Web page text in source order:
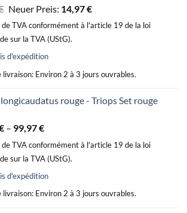
Le
prix
était :
18,97 €.
Neuer Preis: 14,97€Le
prix
TVA conformément à l'article 19 de la loi
sur la TVA (UStG).
d'expédition
livraison: Environ 2 à 3 jours ouvrables.
rouge - Triops Set rouge
– 99,97€
TVA conformément à l'article 19 de la loi
sur la TVA (UStG).
d'expédition
livraison: Environ 2 à 3 jours ouvrables.